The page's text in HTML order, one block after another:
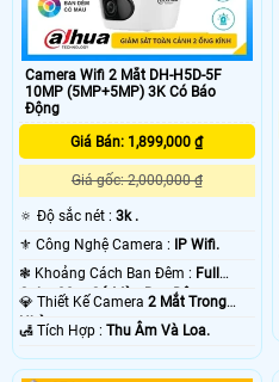
Camera Wifi 2 Mắt DH-H5D-5F
10MP (5MP+5MP) 3K Có Báo
Động
Giá Bán: 1,899,000 ₫
Giá gốc: 2,000,000 ₫
🔅 Độ sắc nét : 3k .
⚜️ Công Nghệ Camera :
IP Wifi.
❃ Khoảng Cách Ban Đêm : Full
Color 30m Có Màu Ban Ðêm.
💎 Thiết Kế Camera 2 Mắt Trong
Nhà.
️🛃 Tích Hợp : Thu Âm Và Loa.